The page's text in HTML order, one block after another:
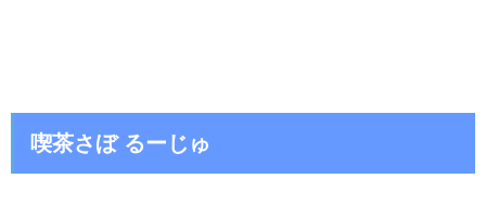
喫茶さぼ るーじゅ